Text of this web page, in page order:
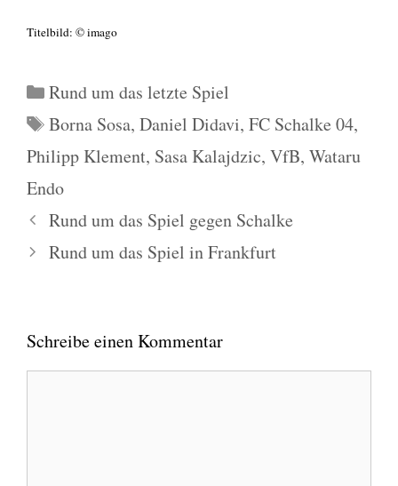
Titel­bild: © ima­go
Kategorien
Rund um das letzte Spiel
Schlagwörter
Borna Sosa, Daniel Didavi, FC Schalke 04,
Philipp Klement, Sasa Kalajdzic, VfB, Wataru
Endo
Rund um das Spiel gegen Schalke
Rund um das Spiel in Frankfurt
Schreibe einen Kommentar
Kommentar